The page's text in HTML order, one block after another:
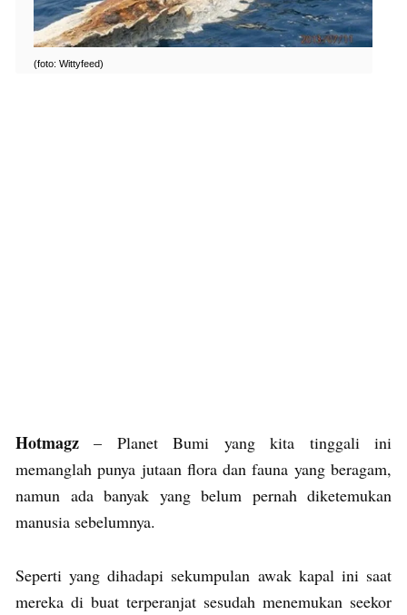
(foto: Wittyfeed)
Hotmagz – Planet Bumi yang kita tinggali ini
memanglah punya jutaan flora dan fauna yang beragam,
namun ada banyak yang belum pernah diketemukan
manusia sebelumnya.
Seperti yang dihadapi sekumpulan awak kapal ini saat
mereka di buat terperanjat sesudah menemukan seekor